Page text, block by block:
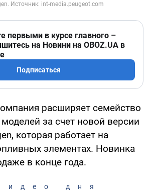
первыми в курсе главного –
на Новини на OBOZ.UA в
Подписаться
расширяет семейство
за счет новой версии
которая работает на
элементах. Новинка
в конце года.
дня